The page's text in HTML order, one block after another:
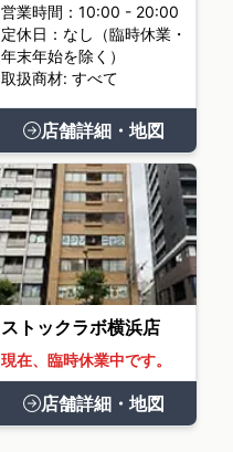
営業時間：10:00 - 20:00
定休日：なし（臨時休業・
年末年始を除く）
取扱商材: すべて
店舗詳細・地図
ストックラボ横浜店
現在、臨時休業中です。
店舗詳細・地図